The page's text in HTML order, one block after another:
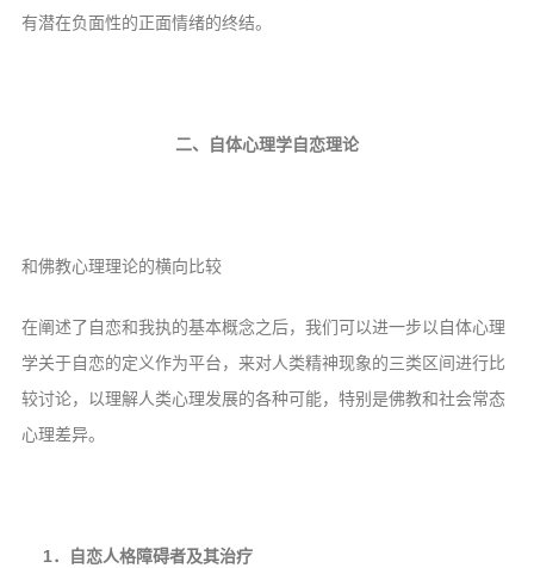
有潜在负面性的正面情绪的终结。
二、自体心理学自恋理论
和佛教心理理论的横向比较
在阐述了自恋和我执的基本概念之后，我们可以进一步以自体心理
学关于自恋的定义作为平台，来对人类精神现象的三类区间进行比
较讨论，以理解人类心理发展的各种可能，特别是佛教和社会常态
心理差异。
1．自恋人格障碍者及其治疗